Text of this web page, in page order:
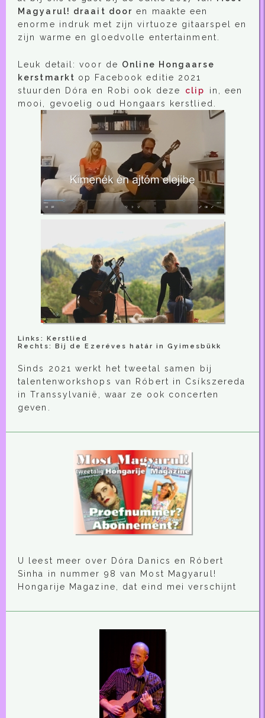
Magyarul! draait door en maakte een
enorme indruk met zijn virtuoze gitaarspel en
zijn warme en gloedvolle entertainment.
Leuk detail: voor de Online Hongaarse
kerstmarkt op Facebook editie 2021
stuurden Dóra en Robi ook deze
clip
in, een
mooi, gevoelig oud Hongaars kerstlied.
Links: Kerstlied
Rechts: Bij de Ezeréves határ in Gyimesbükk
Sinds 2021 werkt het tweetal samen bij
talentenworkshops van Róbert in Csíkszereda
in Transsylvanië, waar ze ook concerten
geven.
U leest meer over Dóra Danics en Róbert
Sinha in nummer 98 van Most Magyarul!
Hongarije Magazine, dat eind mei verschijnt